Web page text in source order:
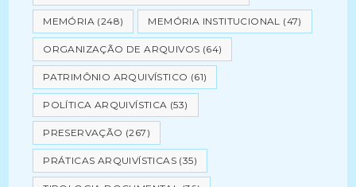
MEMÓRIA (248) MEMÓRIA INSTITUCIONAL (47)
ORGANIZAÇÃO DE ARQUIVOS (64)
PATRIMÔNIO ARQUIVÍSTICO (61)
POLÍTICA ARQUIVÍSTICA (53)
PRESERVAÇÃO (267)
PRÁTICAS ARQUIVÍSTICAS (35)